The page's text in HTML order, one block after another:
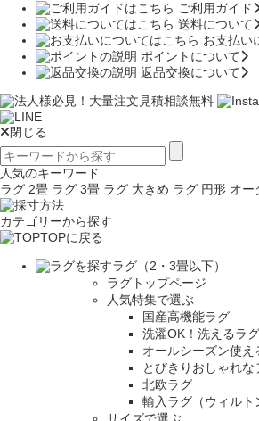
ご利用ガイド
送料について
お支払い
ポイントについて
返品交換について
閉じる
人気のキーワード
ラグ 2畳 ラグ 3畳 ラグ 大きめ ラグ 円形 オー
カテゴリーから探す
TOPに戻る
ラグ（2・3畳以下）
ラグトップページ
人気特集で選ぶ
国産高機能ラグ
洗濯OK！洗えるラ
オールシーズン使え
とびきりおしゃれ
北欧ラグ
輸入ラグ（ウィルト